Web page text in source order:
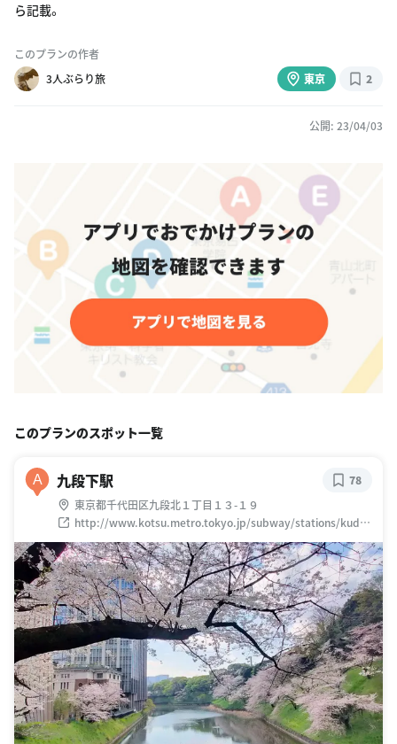
ら記載。
このプランの作者
3人ぶらり旅
東京 2
公開: 23/04/03
このプランのスポット一覧
A 九段下駅
東京都千代田区九段北１丁目１３-１９
http://www.kotsu.metro.tokyo.jp/subway/stations/kudan
shita/s05.html
78